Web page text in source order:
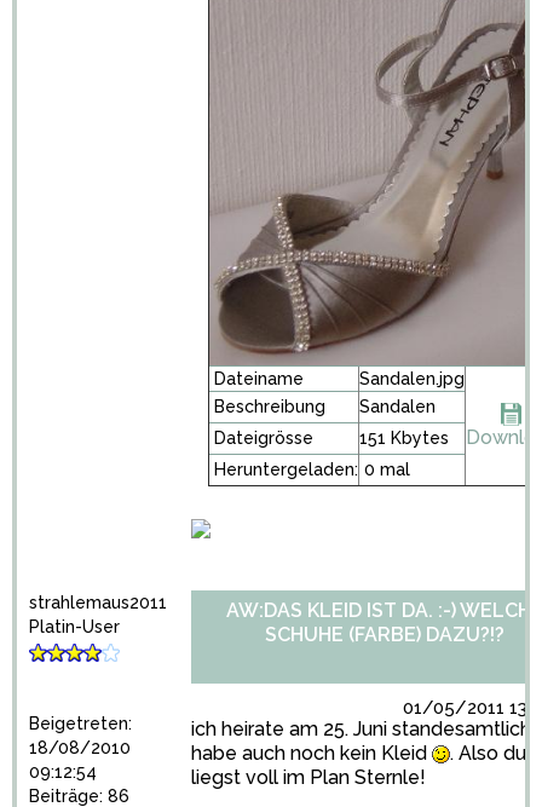
Dateiname Sandalen.jpg
Beschreibung
Sandalen
Dateigrösse
151 Kbytes
Heruntergeladen: 0 mal
strahlemaus2011
Platin-User
Beigetreten:
18/08/2010
09:12:54
Beiträge: 86
AW:DAS KLEID IST DA. :-) WELCHE
SCHUHE (FARBE) DAZU?!?
01/05/2011
ich heirate am 25. Juni standesamtlich
habe auch noch kein Kleid
. Also du
liegst voll im Plan Sternle!